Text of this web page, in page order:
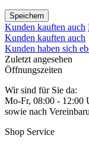
Speichern
Kunden kauften auch
Kunden kauften auch
Kunden haben sich
Zuletzt angesehen
Öffnungszeiten
Wir sind für Sie da:
Mo-Fr, 08:00 - 12:00
sowie nach
Shop Service